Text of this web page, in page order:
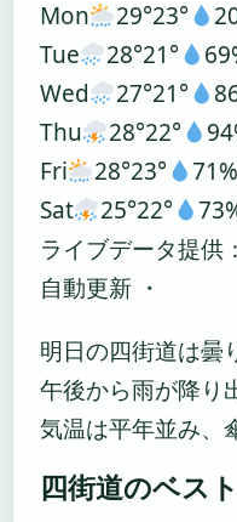
Mon
29°23°
Tue
28°21°
Wed
27°21°
Thu
28°22°
Fri
28°23°
71%
Sat
25°22°
ライブデータ提供：
自動更新 ・
明日の四街道は曇
午後から雨が降り
気温は平年並み、
四街道のベス